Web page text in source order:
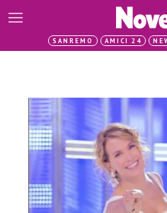
SANREMO AMICI 24